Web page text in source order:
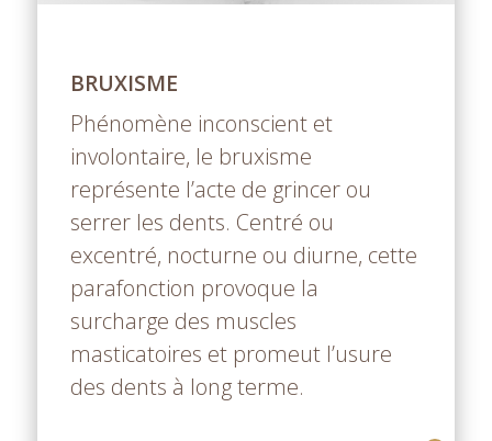
BRUXISME
Phénomène inconscient et
involontaire, le bruxisme
représente l’acte de grincer ou
serrer les dents. Centré ou
excentré, nocturne ou diurne, cette
parafonction provoque la
surcharge des muscles
masticatoires et promeut l’usure
des dents à long terme.